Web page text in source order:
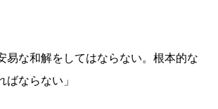
易な和解をしてはならない。根本的な
ばならない」